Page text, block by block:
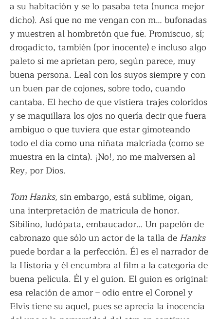
a su habitación y se lo pasaba teta (nunca mejor
dicho). Así que no me vengan con m… bufonadas
y muestren al hombretón que fue. Promiscuo, sí;
drogadicto, también (por inocente) e incluso algo
paleto si me aprietan pero, según parece, muy
buena persona. Leal con los suyos siempre y con
un buen par de cojones, sobre todo, cuando
cantaba. El hecho de que vistiera trajes coloridos
y se maquillara los ojos no quería decir que fuera
ambiguo o que tuviera que estar gimoteando
todo el día como una niñata malcriada (como se
muestra en la cinta). ¡No!, no me malversen al
Rey, por Dios.
Tom Hanks, sin embargo, está sublime, oigan,
una interpretación de matrícula de honor.
Sibilino, ludópata, embaucador… Un papelón de
cabronazo que sólo un actor de la talla de Hanks
puede bordar a la perfección. Él es el narrador de
la Historia y él encumbra al film a la categoría de
buena película. Él y el guion. El guion es original:
esa relación de amor – odio entre el Coronel y
Elvis tiene su aquel, pues se aprecia la inocencia